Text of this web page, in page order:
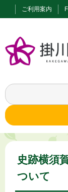
ご利用案内
史跡横須
ついて